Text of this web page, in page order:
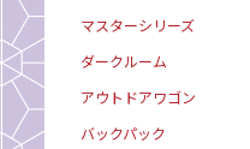
マスターシリーズ
ダークルーム
アウトドアワゴン
バックパック